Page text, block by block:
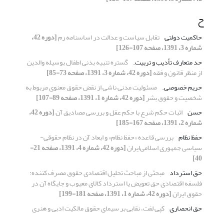
ح
حاکمیت دولتی تقابل سیاست و عدالت در اساسنامه رم [دوره 42،
شماره 3، 1391، صفحه 107-126]
حد متعارف تأدیب و تربیت. گستره تنبیه بدنی اطفال بوسیله والدین
از منظر قانون و فقه[دوره 42، شماره 3، 1391، صفحه 73-85]
حریم خصوصی. مسئولیت مدنی ناشی از نقض حقوق معنوی مربوط به
شخصیت و حقوق بشر[دوره 42، شماره 1، 1391، صفحه 89-107]
حسن اثبات حکم شرع با حکم عقل و بررسی مصادیق آن [دوره 42،
شماره 2، 1391، صفحه 167-185]
حفظ نظام بررسی قاعده «حفظ نظام» و ابعاد آن در نظام حقوقی-
سیاسی جمهوری اسلامی‌ایران [دوره 42، شماره 4، 1391، صفحه 21-
40]
حق استرداد مبحثی از مباحث تحلیل اقتصادی حقوق مصرف کننده:
فلسفه اقتصادی حق تعویض یا استرداد کالای معیوب و جایگاه آن در
حقوق ایران[دوره 42، شماره 1، 1391، صفحه 181-199]
حق انحصاری کپی لفت، نقابی بر سیمای حقوق مالکیت ادبی و هنری